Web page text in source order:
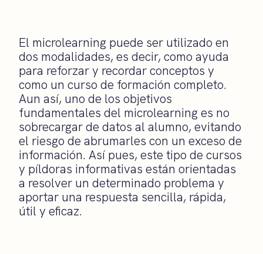
El microlearning puede ser utilizado en
dos modalidades, es decir, como ayuda
para reforzar y recordar conceptos y
como un curso de formación completo.
Aun así, uno de los objetivos
fundamentales del microlearning es no
sobrecargar de datos al alumno, evitando
el riesgo de abrumarles con un exceso de
información. Así pues, este tipo de cursos
y píldoras informativas están orientadas
a resolver un determinado problema y
aportar una respuesta sencilla, rápida,
útil y eficaz.